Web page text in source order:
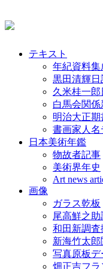
テキスト
年紀資料集
黒田清輝日
久米桂一郎
白馬会関
明治大正
書画家人
日本美術年鑑
物故者記事
美術界年史
Art news
画像
ガラス乾板
尾高鮮之
和田新調査
新海竹太
写真原板デ
畑正吉フ